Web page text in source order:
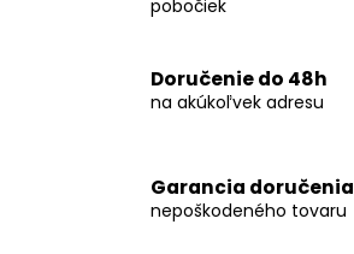
pobočiek
Doručenie do 48h
na akúkoľvek adresu
Garancia doručenia
nepoškodeného tovaru